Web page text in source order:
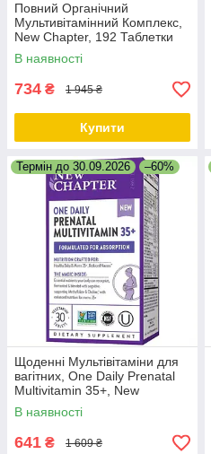
Повний Органічний
Мультивітамінний Комплекс,
New Chapter, 192 Таблетки
В наявності
734 ₴ 1 945 ₴
Купити
Термін до 30.09.2026 –60%
Щоденні Мультівітаміни для
вагітних, One Daily Prenatal
Multivitamin 35+, New
Chapter, 30 таблеток
В наявності
641 ₴ 1 609 ₴